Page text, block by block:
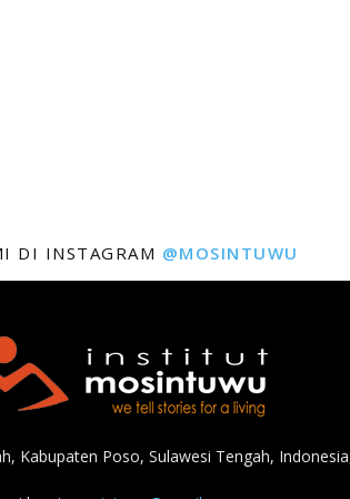
DI INSTAGRAM @MOSINTUWU
Kabupaten Poso, Sulawesi Tengah,